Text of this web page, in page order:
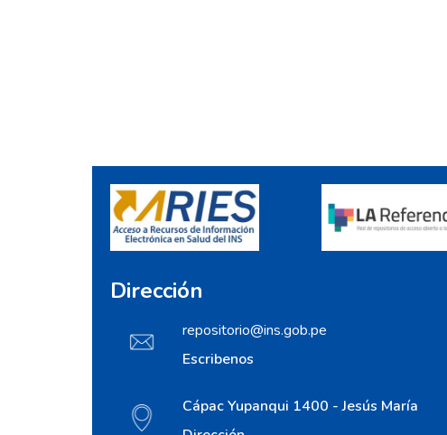
Dirección
repositorio@ins.gob.pe
Escribenos
Cápac Yupanqui 1400 - Jesús María